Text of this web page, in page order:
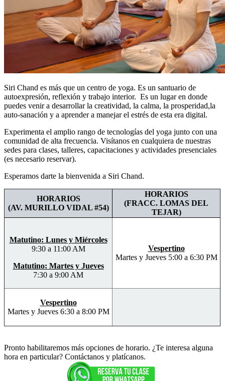
Siri Chand es más que un centro de yoga. Es un santuario de
autoexpresión, reflexión y trabajo interior. Es un lugar en donde
puedes venir a desarrollar la creatividad, la calma, la prosperidad,la
auto-sanación y a aprender a manejar el estrés de esta era digital.
Experimenta el amplio rango de tecnologías del yoga junto con una
comunidad de alta frecuencia. Visítanos en cualquiera de nuestras
sedes para clases, talleres, capacitaciones y actividades presenciales
(es necesario reservar).
Esperamos darte la bienvenida a Siri Chand.
HORARIOS
(AV. MURILLO VIDAL #54)
HORARIOS
(FRACC. LOMAS DEL
TEJAR)
Matutino: Lunes y Miércoles
9:30 a 11:00 AM
Matutino: Martes y Jueves
7:30 a 9:00 AM
Vespertino
Martes y Jueves 5:00 a 6:30 PM
Vespertino
Martes y Jueves 6:30 a 8:00 PM
Pronto habilitaremos más opciones de horario. ¿Te interesa alguna
hora en particular? Contáctanos y platícanos.